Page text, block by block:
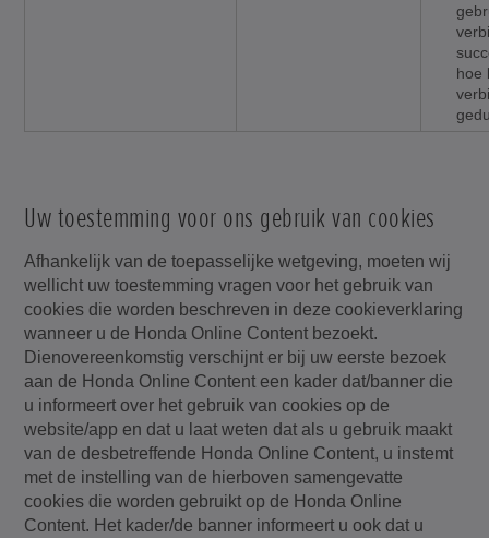
hoe
Uw toestemming voor ons gebruik van cookies
Afhankelijk van de toepasselijke wetgeving, moeten wij
wellicht uw toestemming vragen voor het gebruik van
cookies die worden beschreven in deze cookieverklaring
wanneer u de Honda Online Content bezoekt.
Dienovereenkomstig verschijnt er bij uw eerste bezoek
aan de Honda Online Content een kader dat/banner die
u informeert over het gebruik van cookies op de
website/app en dat u laat weten dat als u gebruik maakt
van de desbetreffende Honda Online Content, u instemt
met de instelling van de hierboven samengevatte
cookies die worden gebruikt op de Honda Online
Content. Het kader/de banner informeert u ook dat u